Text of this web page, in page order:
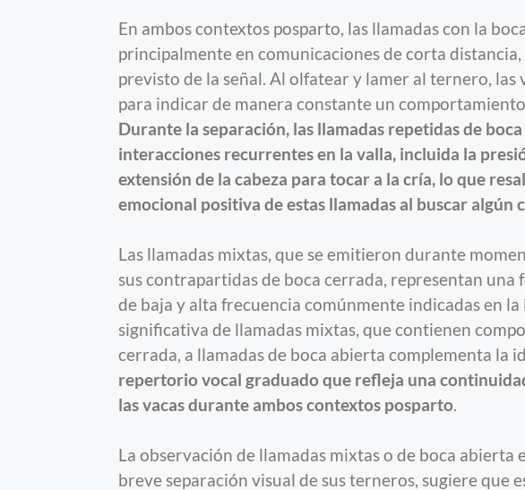
En ambos contextos posparto, las llamadas con la
principalmente en comunicaciones de corta
previsto de la señal. Al olfatear y lamer al ternero, las
para indicar de manera constante un
Durante la separación, las llamadas repetidas de
interacciones recurrentes en la valla, incluida la
extensión de la cabeza para tocar a la cría, lo que
emocional positiva de estas llamadas al buscar algún
Las llamadas mixtas, que se emitieron durante
sus contrapartidas de boca cerrada, representan una
de baja y alta frecuencia comúnmente indicadas en
significativa de llamadas mixtas, que contienen
cerrada, a llamadas de boca abierta complementa la
repertorio vocal graduado que refleja una
las vacas durante ambos contextos posparto.
La observación de llamadas mixtas o de boca abierta
breve separación visual de sus terneros, sugiere que